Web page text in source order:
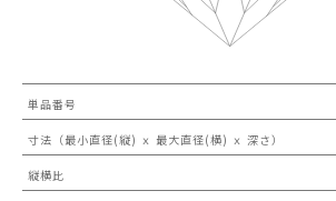
単品番号
寸法（最小直径(縦) ｘ 最大直径(横) ｘ 深さ）
縦横比